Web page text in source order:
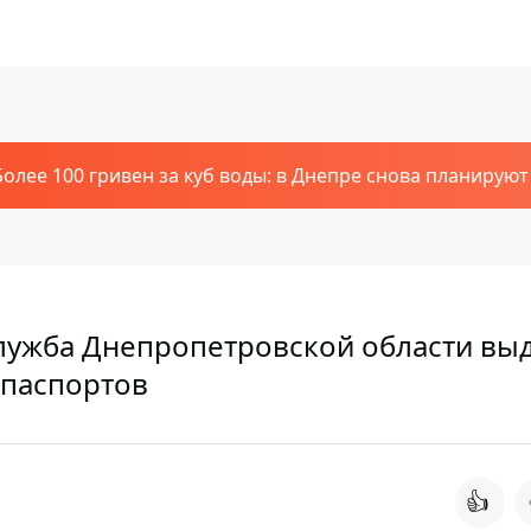
100 гривен за куб воды: в Днепре снова
Днепропетровской области
👍